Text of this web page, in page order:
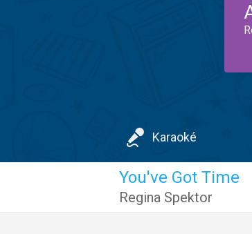
Karaoké
You've Got Time
Regina Spektor